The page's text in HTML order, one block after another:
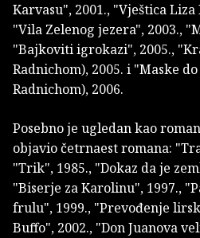
Karvasu", 2001., "Vještica
"Vila Zelenog jezera", 2003.,
"Bajkoviti igrokazi", 2005.,
Radnichom), 2005. i "Maske
Radnichom), 2006.
Posebno je ugledan kao
objavio četrnaest romana:
"Trik", 1985., "Dokaz da je
"Biserje za Karolinu", 1997.,
frulu", 1999., "Prevođenje
Buffo", 2002., "Don Juanova